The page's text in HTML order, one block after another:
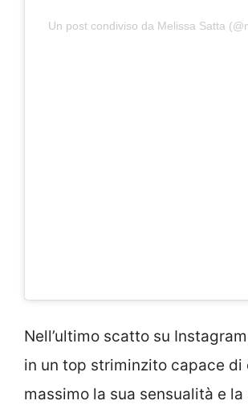
Un post condiviso da Melissa Satta
Nell’ultimo scatto su
in un top striminzito capace di
massimo la sua sensualità e